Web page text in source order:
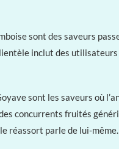
sont des saveurs
inclut des
sont les saveurs où
concurrents fruités
réassort parle de lui-même.